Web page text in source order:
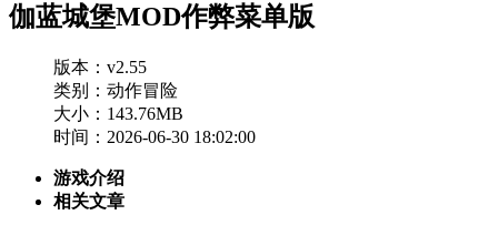
伽蓝城堡MOD作弊菜单版
版本：v2.55
类别：动作冒险
大小：143.76MB
时间：2026-06-30 18:02:00
游戏介绍
相关文章